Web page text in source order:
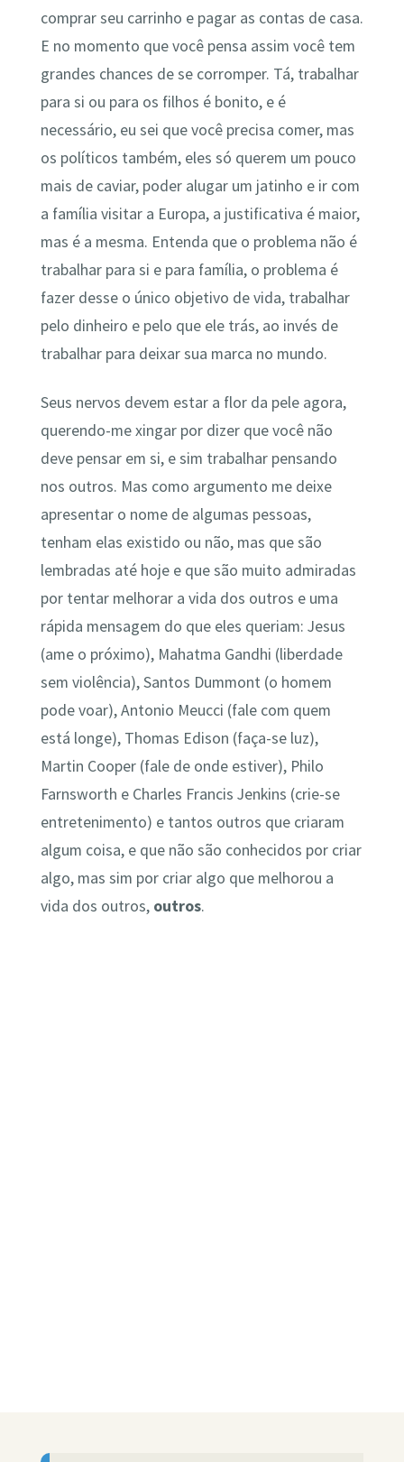
comprar seu carrinho e pagar as contas de casa.
E no momento que você pensa assim você tem
grandes chances de se corromper. Tá, trabalhar
para si ou para os filhos é bonito, e é
necessário, eu sei que você precisa comer, mas
os políticos também, eles só querem um pouco
mais de caviar, poder alugar um jatinho e ir com
a família visitar a Europa, a justificativa é maior,
mas é a mesma. Entenda que o problema não é
trabalhar para si e para família, o problema é
fazer desse o único objetivo de vida, trabalhar
pelo dinheiro e pelo que ele trás, ao invés de
trabalhar para deixar sua marca no mundo.
Seus nervos devem estar a flor da pele agora,
querendo-me xingar por dizer que você não
deve pensar em si, e sim trabalhar pensando
nos outros. Mas como argumento me deixe
apresentar o nome de algumas pessoas,
tenham elas existido ou não, mas que são
lembradas até hoje e que são muito admiradas
por tentar melhorar a vida dos outros e uma
rápida mensagem do que eles queriam: Jesus
(ame o próximo), Mahatma Gandhi (liberdade
sem violência), Santos Dummont (o homem
pode voar), Antonio Meucci (fale com quem
está longe), Thomas Edison (faça-se luz),
Martin Cooper (fale de onde estiver), Philo
Farnsworth e Charles Francis Jenkins (crie-se
entretenimento) e tantos outros que criaram
algum coisa, e que não são conhecidos por criar
algo, mas sim por criar algo que melhorou a
vida dos outros, outros.